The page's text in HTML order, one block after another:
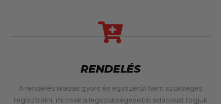
RENDELÉS
A rendelés leadás gyors és egyszerű! Nem szükséges
regisztrálni, mi csak a legszükségesebb adatokat fogjuk